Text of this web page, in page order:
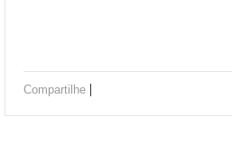
Compartilhe |